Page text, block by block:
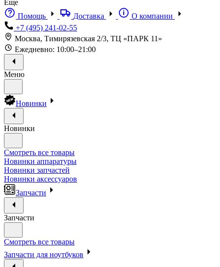
Еще
Помощь
Доставка
О компании
+7 (495) 241-02-55
Москва, Тимирязевская 2/3, ТЦ «ПАРК 11»
Ежедневно: 10:00–21:00
Меню
Новинки
Новинки
Смотреть все товары
Новинки аппаратуры
Новинки запчастей
Новинки аксессуаров
Запчасти
Запчасти
Смотреть все товары
Запчасти для ноутбуков